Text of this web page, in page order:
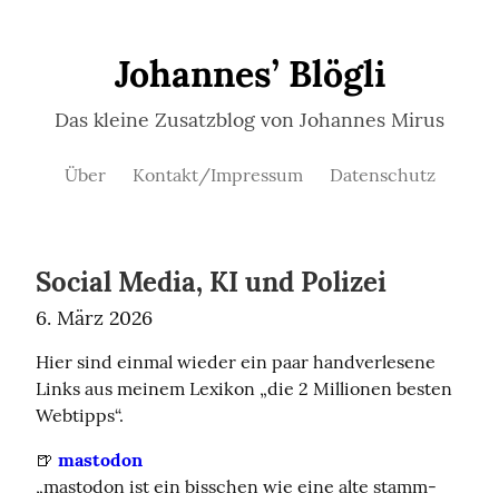
Johannes’ Blögli
Das kleine Zusatzblog von Johannes Mirus
Über Kontakt/Impressum Datenschutz
Social Media, KI und Polizei
6. März 2026
Hier sind einmal wieder ein paar handverlesene
Links aus meinem Lexikon „die 2 Millionen besten
Webtipps“.
🍺 mastodon
„mast­o­don ist ein biss­chen wie eine alte stamm­